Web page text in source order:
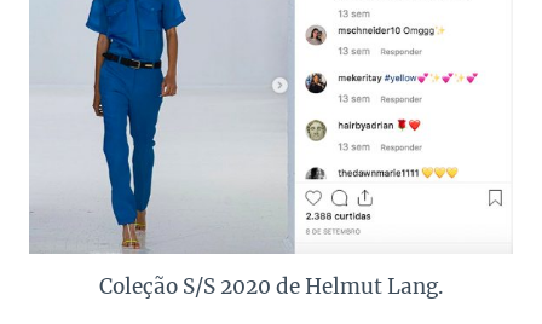
Coleção S/S 2020 de Helmut Lang.